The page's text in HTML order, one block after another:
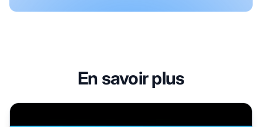
En savoir plus
Quel type de produits devrais-je promouvoir ?